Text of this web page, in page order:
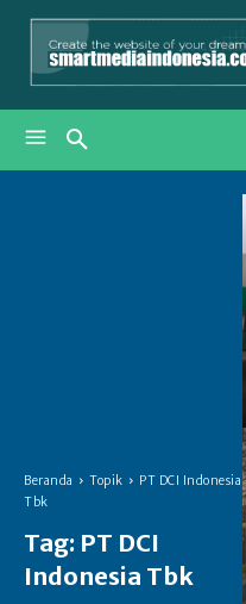
Beranda Topik
PT DCI Indonesia
Tbk
Tag: PT DCI
Indonesia Tbk